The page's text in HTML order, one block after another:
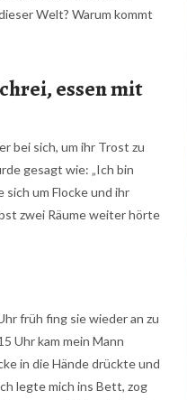
Welt? Warum kommt
essen mit
bei sich, um ihr Trost zu
gesagt wie: „Ich bin
sich um Flocke und ihr
zwei Räume weiter hörte
früh fing sie wieder an zu
Uhr kam mein Mann
in die Hände drückte und
legte mich ins Bett, zog